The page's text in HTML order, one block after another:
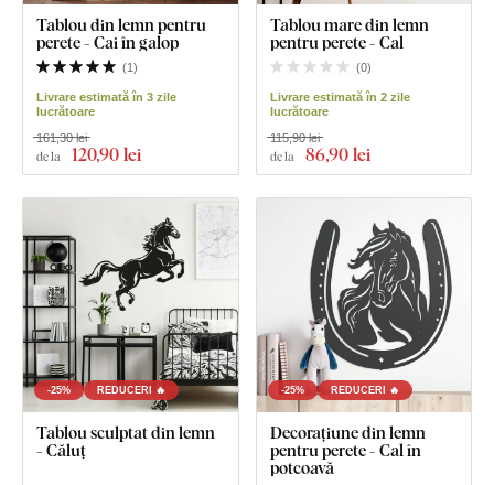
Tablou din lemn pentru
perete - Cai în galop
(1)
Livrare estimată în 3 zile
lucrătoare
de la 120,90 lei
161,30 lei
Tablou mare din lemn
pentru perete - Cal
(0)
Livrare estimată în 2 zile
lucrătoare
de la 86,90 lei
115,90 lei
-25% REDUCERI 🔥
Tablou sculptat din lemn
- Căluț
-25% REDUCERI 🔥
Decorațiune din lemn
pentru perete - Cal în
potcoavă